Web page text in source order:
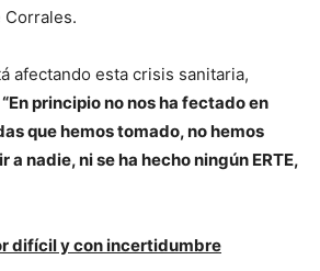
Corrales.
afectando esta crisis sanitaria,
“En principio no nos ha fectado en
que hemos tomado, no hemos
a nadie, ni se ha hecho ningún ERTE,
difícil y con incertidumbre